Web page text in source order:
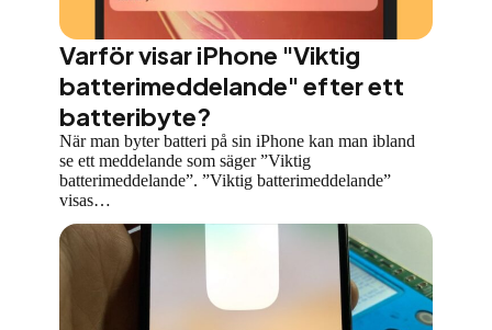
Varför visar iPhone "Viktig
batterimeddelande" efter ett
batteribyte?
När man byter batteri på sin iPhone kan man ibland
se ett meddelande som säger ”Viktig
batterimeddelande”. ”Viktig batterimeddelande”
visas…